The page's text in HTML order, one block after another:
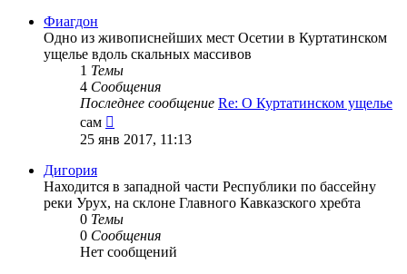
Фиагдон
Одно из живописнейших мест Осетии в Куртатинском
ущелье вдоль скальных массивов
1 Темы
4 Сообщения
Последнее сообщение Re: О Куртатинском ущелье
сам
к
25 янв 2017, 11:13
Дигория
Находится в западной части Республики по бассейну
реки Урух, на склоне Главного Кавказского хребта
0 Темы
0 Сообщения
Нет сообщений